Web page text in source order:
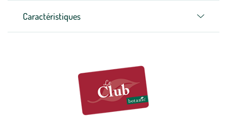
Caractéristiques